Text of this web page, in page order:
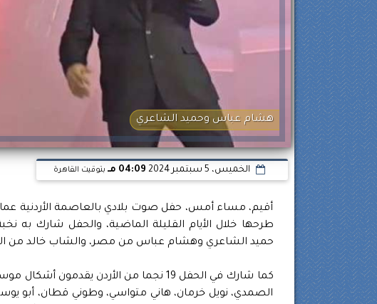
هشام عباس وحميد الشاعري
الخميس، 5 سبتمبر 2024 04:09 مـ بتوقيت القاهرة
أقيم، مساء أمس، حفل صوت بلادي بالعاصمة الأردنية
طرحها خلال الأيام القليلة الماضية، والحفل شارك به
حميد الشاعري وهشام عباس من مصر، والشاب خالد من
كما شارك في الحفل 19 نجما من الأردن
الصمدي، نويل خرمان، هاني متواسي، وطوني قطان، أبو